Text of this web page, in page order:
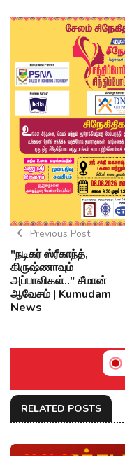
Previous Post
"நடிகர் ஸ்ரீகாந்த்,
கிருஷ்ணாவும்
அப்பாவிகள்.." சீமான்
ஆவேசம் | Kumudam
News
RELATED POSTS